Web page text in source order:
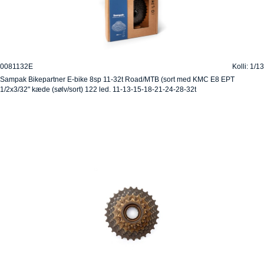
0081132E
Kolli: 1/13
Sampak Bikepartner E-bike 8sp 11-32t Road/MTB (sort med KMC E8 EPT
1/2x3/32" kæde (sølv/sort) 122 led. 11-13-15-18-21-24-28-32t